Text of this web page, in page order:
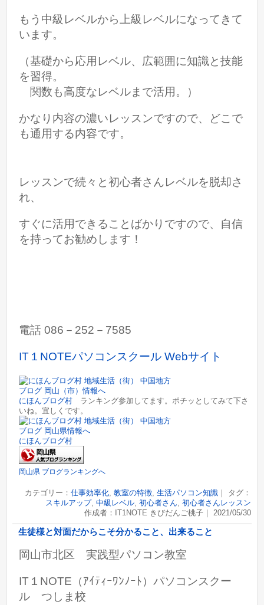
もう中級レベルから上級レベルになってきて
います。
（基礎から応用レベル、広範囲に知識と技能
を習得。
関数も高度なレベルまで活用。
）
かなり内容の濃いレッスンですので、どこで
も通用する内容です。
レッスンで続々と初心者さんレベルを脱却さ
れ、
すぐに活用できることばかりですので、自信
を持ってお勧めします！
電話 086－252－7585
IT１NOTEパソコンスクール Webサイト
にほんブログ村 ランキング参加してます。ポチッとしてみて下さ
いね。宜しくです。
にほんブログ村
岡山県 ブログランキングへ
カテゴリー： 仕事効率化, 教室の特徴, 生活パソコン知識｜ タグ：
スキルアップ, 中級レベル, 初心者さん, 初心者さんレッスン
作成者：IT1NOTE きびだんご桃子｜ 2021/05/30
生徒様と対面だからこそ分かること、出来ること
岡山市北区 実践型パソコン教室
IT１NOTE（ｱｲﾃｨｰﾜﾝﾉｰﾄ）パソコンスクー
ル つしま校